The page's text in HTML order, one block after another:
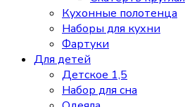
Кухонные полотенца
Наборы для кухни
Фартуки
Для детей
Детское 1,5
Набор для сна